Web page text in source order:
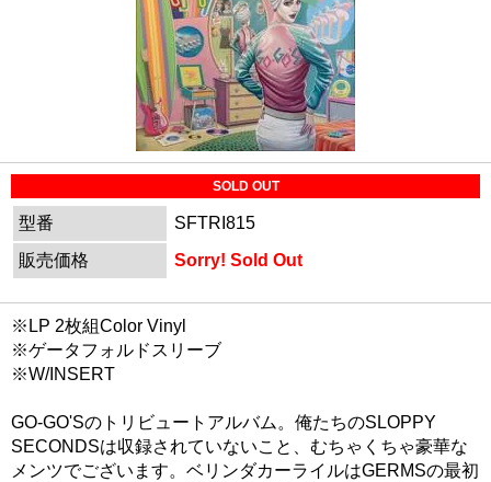
SOLD OUT
型番
SFTRI815
販売価格
Sorry! Sold Out
※LP 2枚組Color Vinyl
※ゲータフォルドスリーブ
※W/INSERT
GO-GO'Sのトリビュートアルバム。俺たちのSLOPPY
SECONDSは収録されていないこと、むちゃくちゃ豪華な
メンツでございます。ベリンダカーライルはGERMSの最初